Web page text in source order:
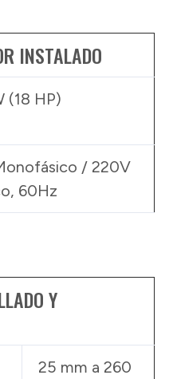
INSTALADO
(18 HP)
/ 220V
60Hz
Y
25 mm a 260